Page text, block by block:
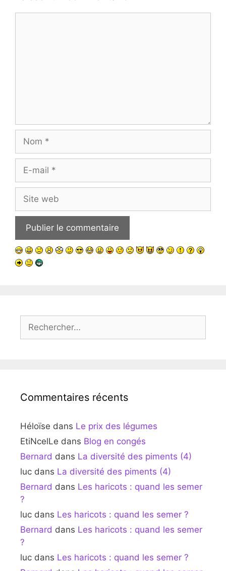
mail
web
Commentaires récents
Héloïse dans Le prix des légumes
EtiNcelLe dans Blog en congés
Bernard dans La diversité des piments (4)
luc dans La diversité des piments (4)
Bernard dans Les haricots : quand les semer
?
luc dans Les haricots : quand les semer ?
Bernard dans Les haricots : quand les semer
?
luc dans Les haricots : quand les semer ?